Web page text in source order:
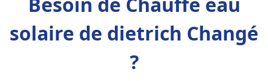
solaire de dietrich Changé
?